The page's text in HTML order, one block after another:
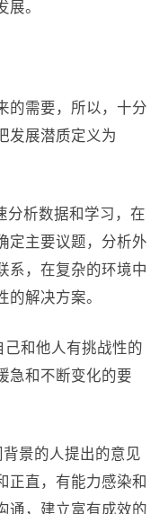
。
的需要，所以，十分
发展潜质定义为
析数据和学习，在
定主要议题，分析外
系，在复杂的环境中
解决方案。
和他人有挑战性的
急和不断变化的要
景的人提出的意见
正直，有能力感染和
通，建立富有成效的